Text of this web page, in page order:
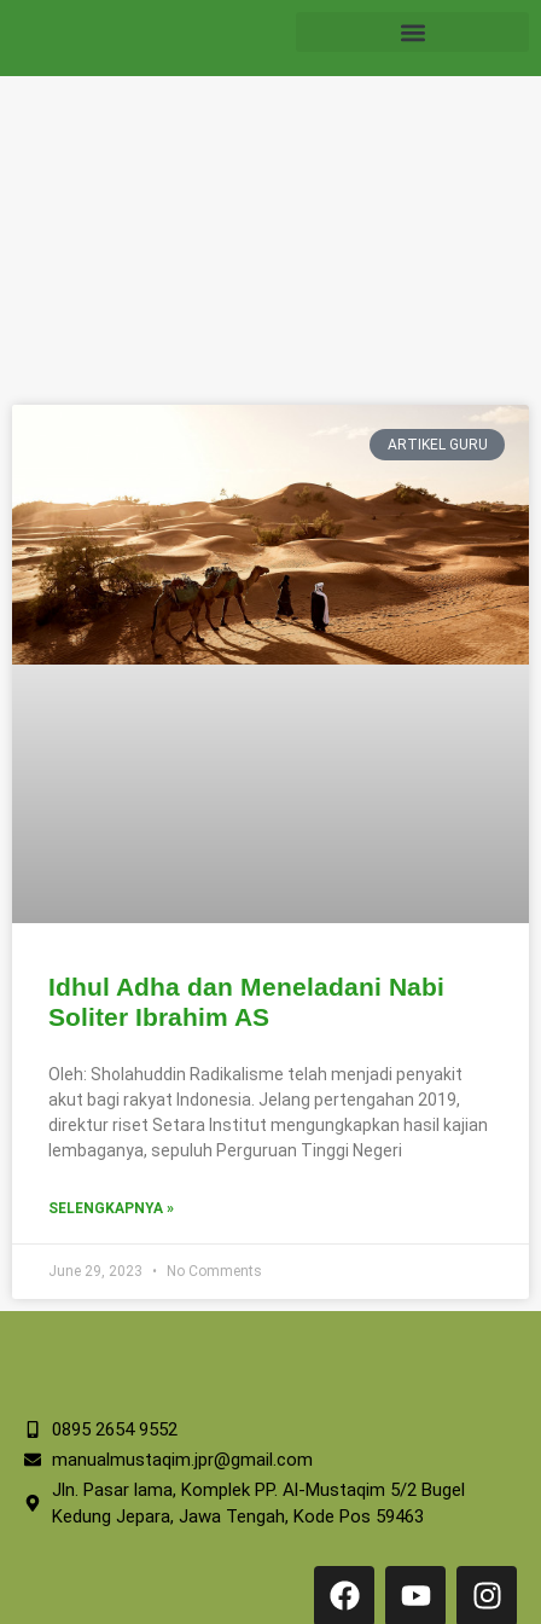
ARTIKEL GURU
Idhul Adha dan Meneladani Nabi
Soliter Ibrahim AS
Oleh: Sholahuddin Radikalisme telah menjadi penyakit
akut bagi rakyat Indonesia. Jelang pertengahan 2019,
direktur riset Setara Institut mengungkapkan hasil kajian
lembaganya, sepuluh Perguruan Tinggi Negeri
SELENGKAPNYA »
June 29, 2023 No Comments
0895 2654 9552
manualmustaqim.jpr@gmail.com
Jln. Pasar lama, Komplek PP. Al-Mustaqim 5/2 Bugel
Kedung Jepara, Jawa Tengah, Kode Pos 59463